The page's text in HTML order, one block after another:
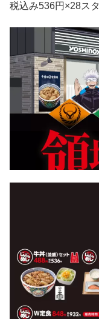
税込み536円×28ス